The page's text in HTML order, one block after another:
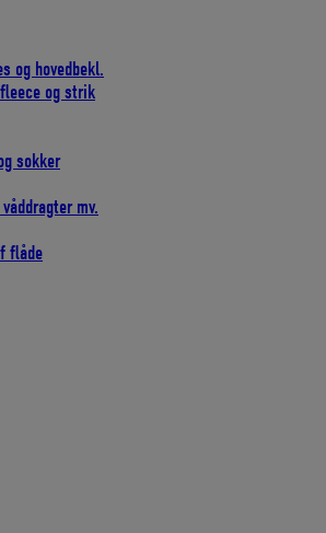
og hovedbekl.
og strik
sokker
mv.
flåde